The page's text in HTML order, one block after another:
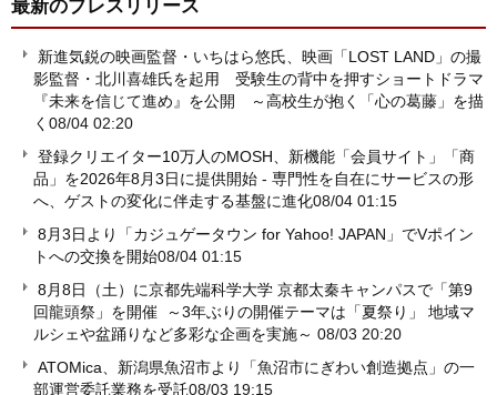
最新のプレスリリース
新進気鋭の映画監督・いちはら悠氏、映画「LOST LAND」の撮
影監督・北川喜雄氏を起用 受験生の背中を押すショートドラマ
『未来を信じて進め』を公開 ～高校生が抱く「心の葛藤」を描
く 08/04 02:20
登録クリエイター10万人のMOSH、新機能「会員サイト」「商
品」を2026年8月3日に提供開始 - 専門性を自在にサービスの形
へ、ゲストの変化に伴走する基盤に進化08/04 01:15
8月3日より「カジュゲータウン for Yahoo! JAPAN」でVポイン
トへの交換を開始08/04 01:15
8月8日（土）に京都先端科学大学 京都太秦キャンパスで「第9
回龍頭祭」を開催 ～3年ぶりの開催テーマは「夏祭り」 地域マ
ルシェや盆踊りなど多彩な企画を実施～ 08/03 20:20
ATOMica、新潟県魚沼市より「魚沼市にぎわい創造拠点」の一
部運営委託業務を受託08/03 19:15